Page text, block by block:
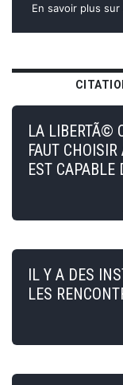
En savoir plus
LA LIBERTÃ©
FAUT
EST CAPABLE
IL Y A DES
LES